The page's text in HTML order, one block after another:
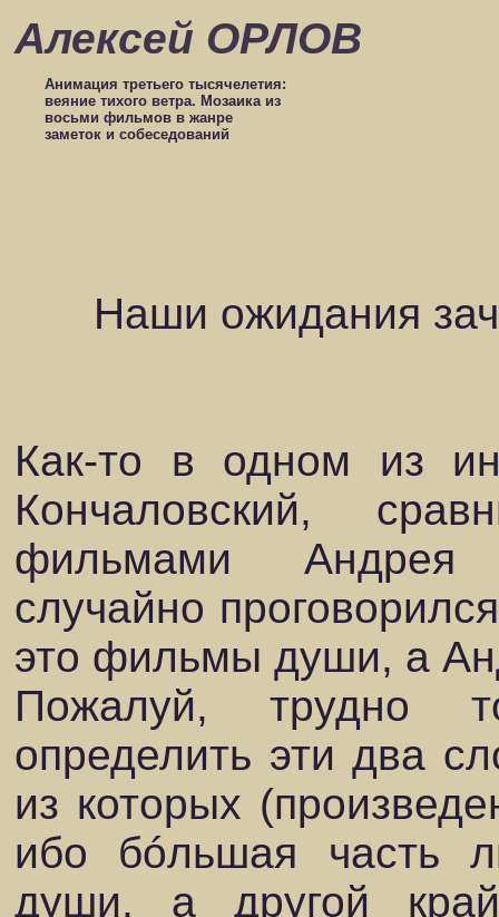
Алексей ОРЛОВ
Анимация третьего тысячелетия:
веяние тихого ветра. Мозаика из
восьми фильмов в жанре
заметок и собеседований
Наши ожидания
Как-то в одном из
Кончаловский,
фильмами Андрея
случайно
это фильмы души, а
Пожалуй, трудно
определить эти два
из которых
ибо бóльшая часть
души, а другой